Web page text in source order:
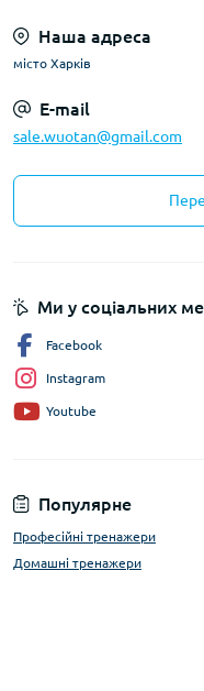
Наша адреса
місто Харків
E-mail
sale.wuotan@gmail.com
Популярне
Професійні тренажери
Домашні тренажери
Ми у соціальних
Facebook
Instagram
Youtube